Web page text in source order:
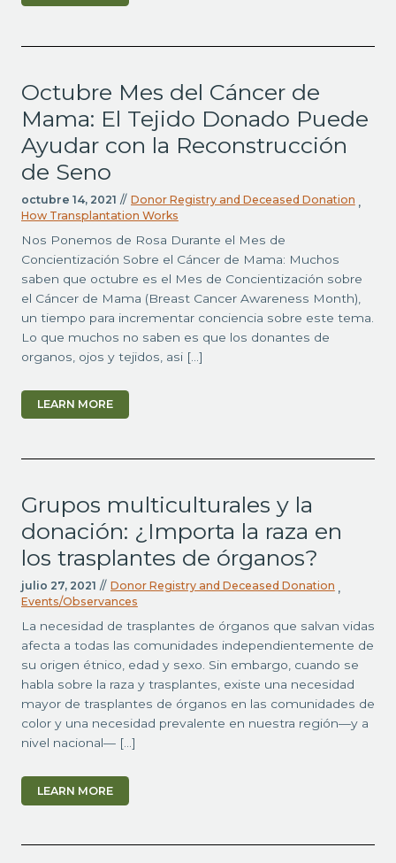
Octubre Mes del Cáncer de
Mama: El Tejido Donado Puede
Ayudar con la Reconstrucción
de Seno
octubre 14, 2021 // Donor Registry and Deceased Donation ,
How Transplantation Works
Nos Ponemos de Rosa Durante el Mes de
Concientización Sobre el Cáncer de Mama: Muchos
saben que octubre es el Mes de Concientización sobre
el Cáncer de Mama (Breast Cancer Awareness Month),
un tiempo para incrementar conciencia sobre este tema.
Lo que muchos no saben es que los donantes de
organos, ojos y tejidos, asi […]
LEARN MORE
Grupos multiculturales y la
donación: ¿Importa la raza en
los trasplantes de órganos?
julio 27, 2021 // Donor Registry and Deceased Donation ,
Events/Observances
La necesidad de trasplantes de órganos que salvan vidas
afecta a todas las comunidades independientemente de
su origen étnico, edad y sexo. Sin embargo, cuando se
habla sobre la raza y trasplantes, existe una necesidad
mayor de trasplantes de órganos en las comunidades de
color y una necesidad prevalente en nuestra región—y a
nivel nacional— […]
LEARN MORE